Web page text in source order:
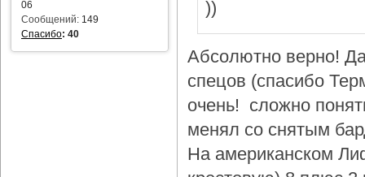
06
Сообщений: 149
Спасибо: 40
))
Абсолютно верно!
спецов (спасибо
очень! сложно
менял со снятым
На американском